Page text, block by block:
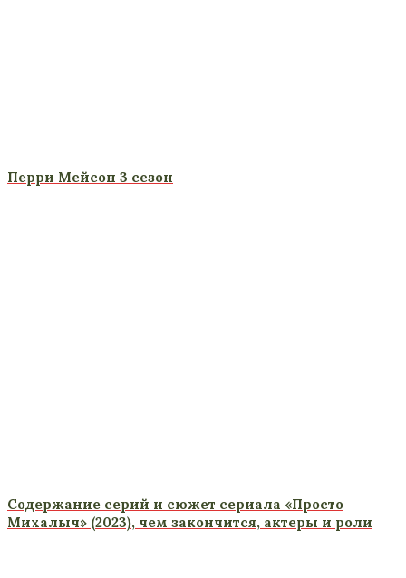
Перри Мейсон 3 сезон
Содержание серий и сюжет сериала «Просто
Михалыч» (2023), чем закончится, актеры и роли